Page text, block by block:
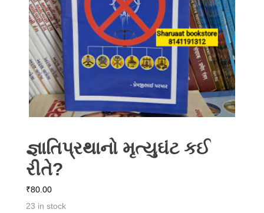
જ્ઞાતિપ્રથાનો મૃત્યુઘંટ કઈ
રીતે?
₹80.00
23 in stock